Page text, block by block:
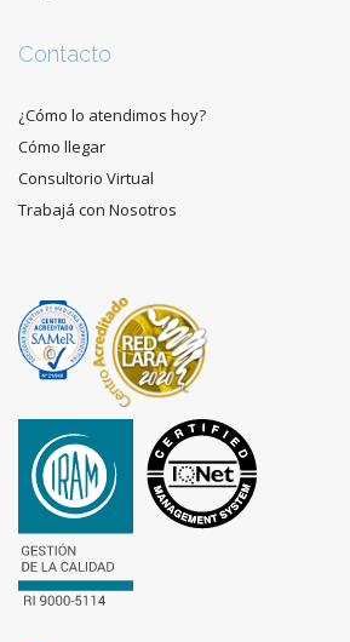
Contacto
¿Cómo lo atendimos hoy?
Cómo llegar
Consultorio Virtual
Trabajá con Nosotros